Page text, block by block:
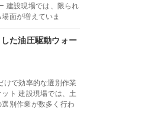
建設現場では、限られ
面が増えていま
た油圧駆動ウォー
けで効率的な選別作業
ト 建設現場では、土
別作業が数多く行わ